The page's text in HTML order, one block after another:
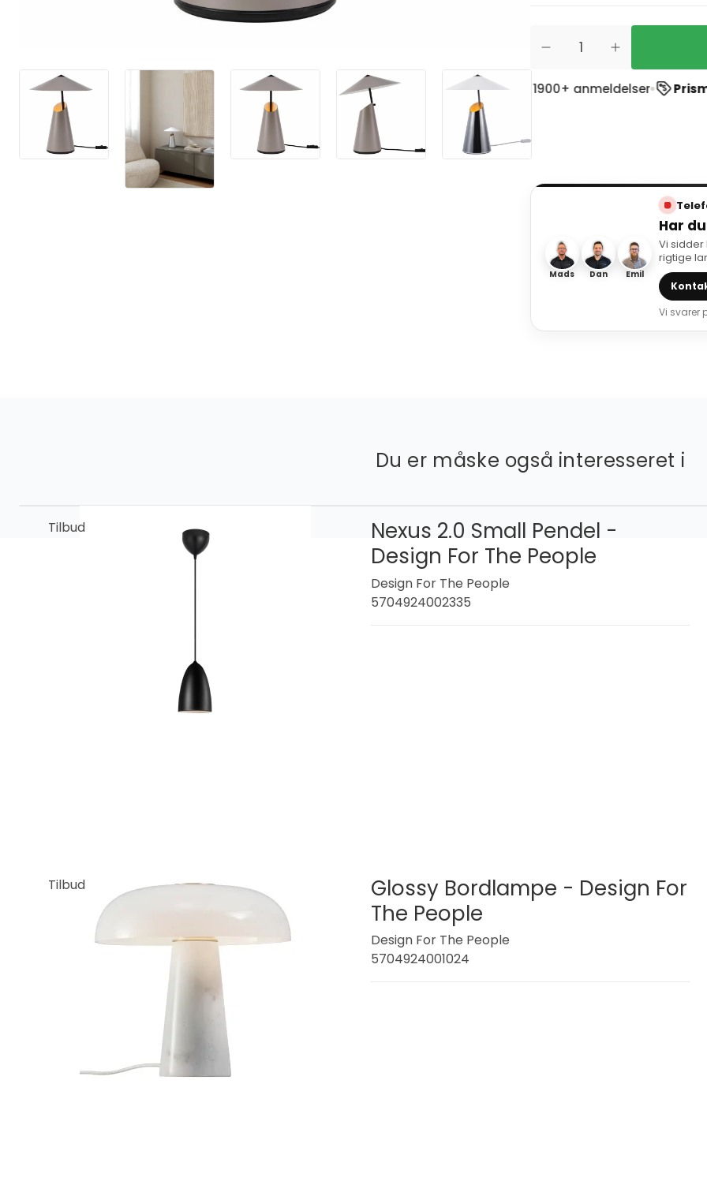
4,9 stjerner på Trustpilot ud af 1900+ anmeldelser Prismatch- Vi
Mads Dan Emil
Har
Vi
rigtige
Vi svarer
Du er måske også interesseret i
Tilbud
Nexus 2.0 Small Pendel -
Design For The People
Design For The People
5704924002335
Tilbud
Glossy Bordlampe - Design For
The People
Design For The People
5704924001024